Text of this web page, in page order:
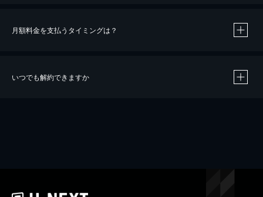
※40％ポイント還元の対象は、クレジットカード決済による作品の購入 / レンタルです。
iOSアプリのUコイン決済による作品の購入 / レンタルは、20％のポイント還元です。
月額料金を支払うタイミングは？
いつでも解約できますか